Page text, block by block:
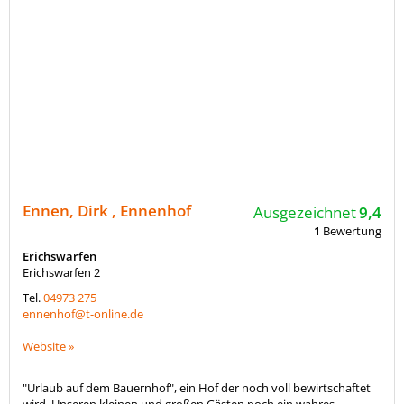
Ennen, Dirk , Ennenhof Ausgezeichnet9,4
1 Bewertung
Erichswarfen
Erichswarfen 2
Tel.04973 275
ennenhof@t-online.de
Website »
"Urlaub auf dem Bauernhof", ein Hof der noch voll bewirtschaftet